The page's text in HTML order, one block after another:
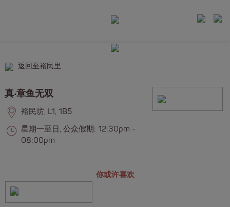
返回至裕民里
真‧章鱼无双
裕民坊, L1, 1B5
星期一至日, 公众假期: 12:30pm -
08:00pm
你或许喜欢